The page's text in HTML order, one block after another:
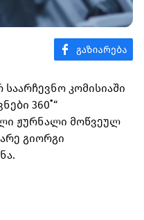
კომისიაში
360˚“
ჟურნალი მოწვეულ
გიორგი